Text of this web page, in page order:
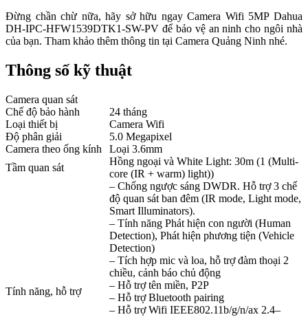
Đừng chần chừ nữa, hãy sở hữu ngay Camera Wifi 5MP Dahua
DH-IPC-HFW1539DTK1-SW-PV để bảo vệ an ninh cho ngôi nhà
của bạn. Tham khảo thêm thông tin tại Camera Quảng Ninh nhé.
Thông số kỹ thuật
Camera quan sát
Chế độ bảo hành
24 tháng
Loại thiết bị
Camera Wifi
Độ phân giải
5.0 Megapixel
Camera theo ống kính
Loại 3.6mm
Tầm quan sát
Hồng ngoại và White Light: 30m (1 (Multi-
core (IR + warm) light))
Tính năng, hỗ trợ
– Chống ngược sáng DWDR. Hỗ trợ 3 chế
độ quan sát ban đêm (IR mode, Light mode,
Smart Illuminators).
– Tính năng Phát hiện con người (Human
Detection), Phát hiện phương tiện (Vehicle
Detection)
– Tích hợp mic và loa, hỗ trợ đàm thoại 2
chiều, cảnh báo chủ động
– Hỗ trợ tên miền, P2P
– Hỗ trợ Bluetooth pairing
– Hỗ trợ Wifi IEEE802.11b/g/n/ax 2.4–